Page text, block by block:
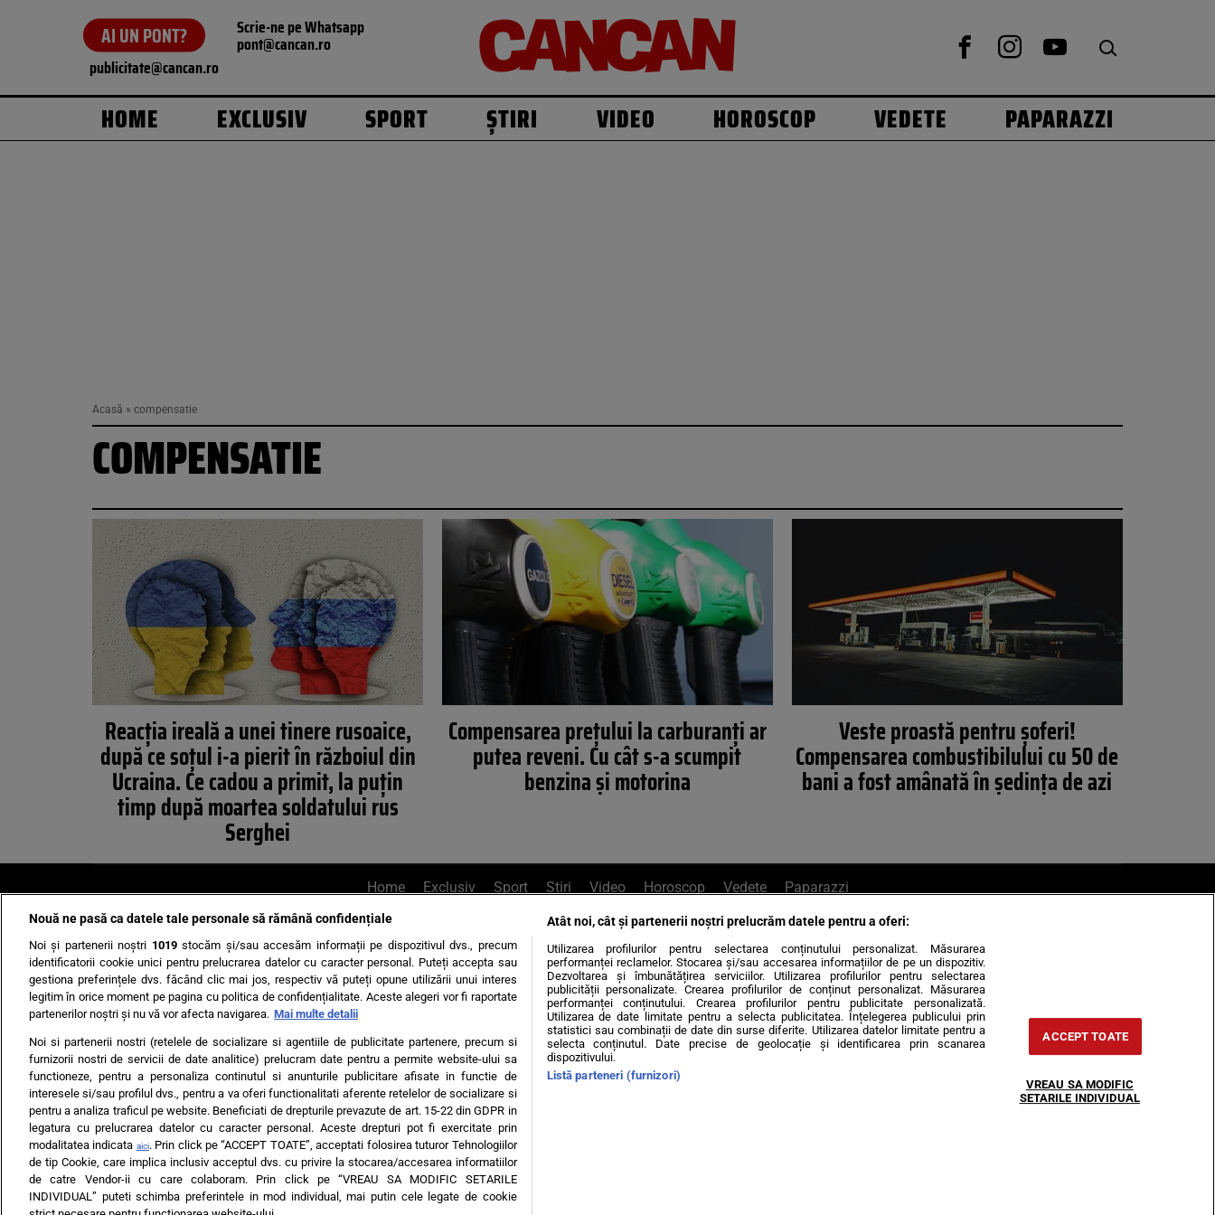
AI UN PONT? Scrie-ne pe Whatsapp
pont@cancan.ro
publicitate@cancan.ro
HOME EXCLUSIV SPORT ȘTIRI VIDEO HOROSCOP VEDETE PAPARAZZI
Acasă » compensatie
COMPENSATIE
Reacția ireală a unei tinere rusoaice,
după ce soțul i-a pierit în războiul din
Ucraina. Ce cadou a primit, la puțin
timp după moartea soldatului rus
Serghei
Compensarea prețului la carburanți ar
putea reveni. Cu cât s-a scumpit
benzina și motorina
Veste proastă pentru șoferi!
Compensarea combustibilului cu 50 de
bani a fost amânată în ședința de azi
Home Exclusiv Sport Știri Video Horoscop Vedete Paparazzi
AI UN PONT? Scrie-ne pe Whatsapp, sună la 0741226226 sau trimite mail la pont@cancan.ro
Știri interne Știri externe Politică
Ultimele stiri Diete Insula Iubirii Dictionar de vise LIFE STYLE Horoscop
Echipa editorială Termeni si condiții Politica de confidențialitate
Nouă ne pasă ca datele tale personale să rămână confidențiale
Noi și partenerii noștri 1019stocăm și/sau accesăm informații pe dispozitivul dvs., precum
identificatorii cookie unici pentru prelucrarea datelor cu caracter personal. Puteți accepta sau
gestiona preferințele dvs. făcând clic mai jos, respectiv vă puteți opune utilizării unui interes
legitim în orice moment pe pagina cu politica de confidențialitate. Aceste alegeri vor fi raportate
partenerilor noștri și nu vă vor afecta navigarea. Mai multe detalii
Noi si partenerii nostri (retelele de socializare si agentiile de publicitate partenere, precum si
furnizorii nostri de servicii de date analitice) prelucram date pentru a permite website-ului sa
functioneze, pentru a personaliza continutul si anunturile publicitare afisate in functie de
interesele si/sau profilul dvs., pentru a va oferi functionalitati aferente retelelor de socializare si
pentru a analiza traficul pe website. Beneficiati de drepturile prevazute de art. 15-22 din GDPR in
legatura cu prelucrarea datelor cu caracter personal. Aceste drepturi pot fi exercitate prin
modalitatea indicata aici. Prin click pe “ACCEPT TOATE”, acceptati folosirea tuturor Tehnologiilor
de tip Cookie, care implica inclusiv acceptul dvs. cu privire la stocarea/accesarea informatiilor
de catre Vendor-ii cu care colaboram. Prin click pe “VREAU SA MODIFIC SETARILE
INDIVIDUAL” puteti schimba preferintele in mod individual, mai putin cele legate de cookie
Atât noi, cât și partenerii noștri prelucrăm datele pentru a oferi:
Utilizarea profilurilor pentru selectarea conținutului personalizat. Măsurarea
performanței reclamelor. Stocarea și/sau accesarea informațiilor de pe un dispozitiv.
Dezvoltarea și îmbunătățirea serviciilor. Utilizarea profilurilor pentru selectarea
publicității personalizate. Crearea profilurilor de conținut personalizat. Măsurarea
performanței conținutului. Crearea profilurilor pentru publicitate personalizată.
Utilizarea de date limitate pentru a selecta publicitatea. Înțelegerea publicului prin
statistici sau combinații de date din surse diferite. Utilizarea datelor limitate pentru a
selecta conținutul. Date precise de geolocație și identificarea prin scanarea
dispozitivului.
Listă parteneri (furnizori)
ACCEPT TOATE
VREAU SA MODIFIC
SETARILE INDIVIDUAL